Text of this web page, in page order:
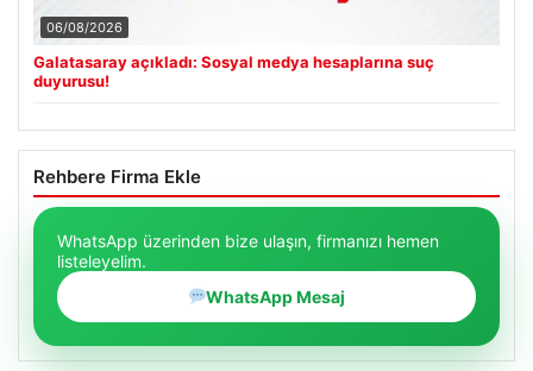
06/08/2026
Galatasaray açıkladı: Sosyal medya hesaplarına suç
duyurusu!
Rehbere Firma Ekle
WhatsApp üzerinden bize ulaşın, firmanızı hemen
listeleyelim.
WhatsApp Mesaj